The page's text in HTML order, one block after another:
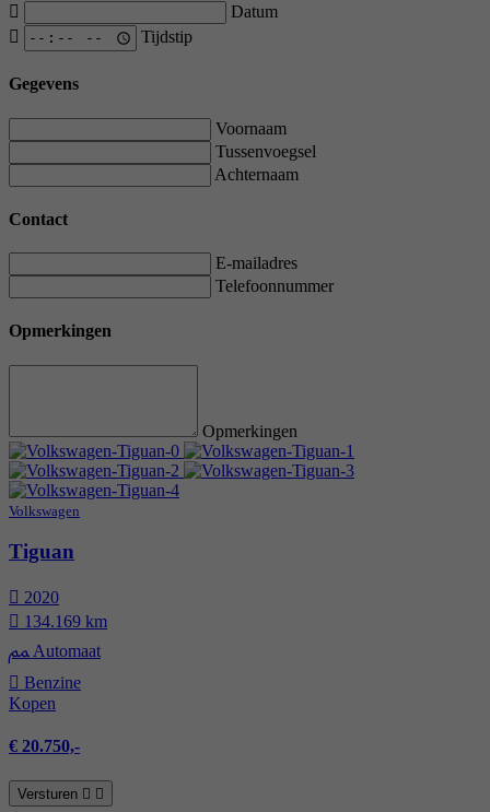
Datum
Tijdstip
Gegevens
Voornaam
Tussenvoegsel
Achternaam
Contact
E-mailadres
Telefoonnummer
Opmerkingen
Opmerkingen
Volkswagen
Tiguan
2020
134.169 km
Automaat
Benzine
Kopen
€ 20.750,-
Versturen